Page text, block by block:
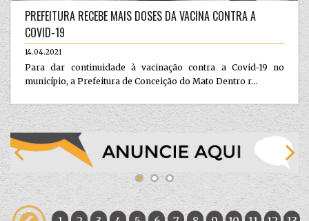
PREFEITURA RECEBE MAIS DOSES DA VACINA CONTRA A
COVID-19
14.04.2021
Para dar continuidade à vacinação contra a Covid-19 no
município, a Prefeitura de Conceição do Mato Dentro r...